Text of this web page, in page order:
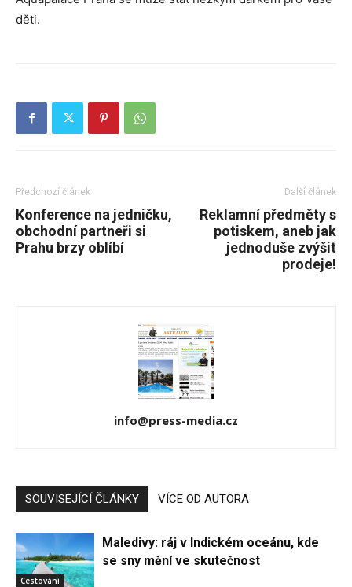
děti.
Předchozí článek
Konference na jedničku,
obchodní partneři si
Prahu brzy oblíbí
Další článek
Reklamní předměty s
potiskem, aneb jak
jednoduše zvýšit
prodeje!
info@press-media.cz
SOUVISEJÍCÍ ČLÁNKY VÍCE OD AUTORA
Cestování
Maledivy: ráj v Indickém oceánu, kde
se sny mění ve skutečnost